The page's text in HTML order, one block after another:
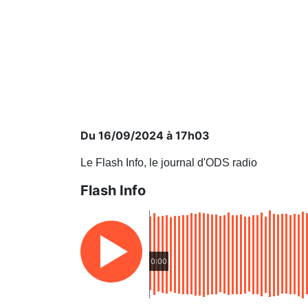
Du 16/09/2024 à 17h03
Le Flash Info, le journal d'ODS radio
Flash Info
0:00